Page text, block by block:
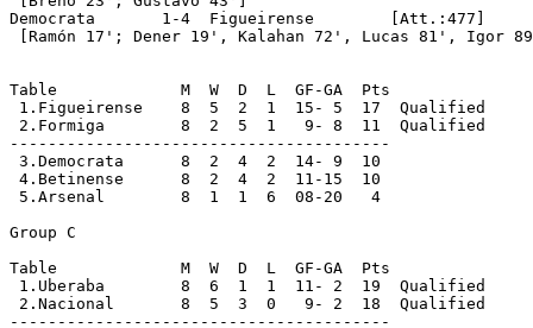
Democrata	1-4  Figueirense	[Att.:477]
[Ramón 17'; Dener 19', Kalahan 72', Lucas 81', Igor
Table		  M  W  D  L  GF-GA  Pts
1.Figueirense	  8  5  2  1  15- 5  17  Qualified
2.Formiga	  8  2  5  1   9- 8  11  Qualified
----------------------------------------
3.Democrata	  8  2  4  2  14- 9  10
4.Betinense	  8  2  4  2  11-15  10
5.Arsenal	  8  1  1  6  08-20   4
Group C
Table		  M  W  D  L  GF-GA  Pts
1.Uberaba	  8  6  1  1  11- 2  19  Qualified
2.Nacional	  8  5  3  0   9- 2  18  Qualified
----------------------------------------